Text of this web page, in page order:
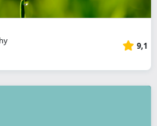
9,1